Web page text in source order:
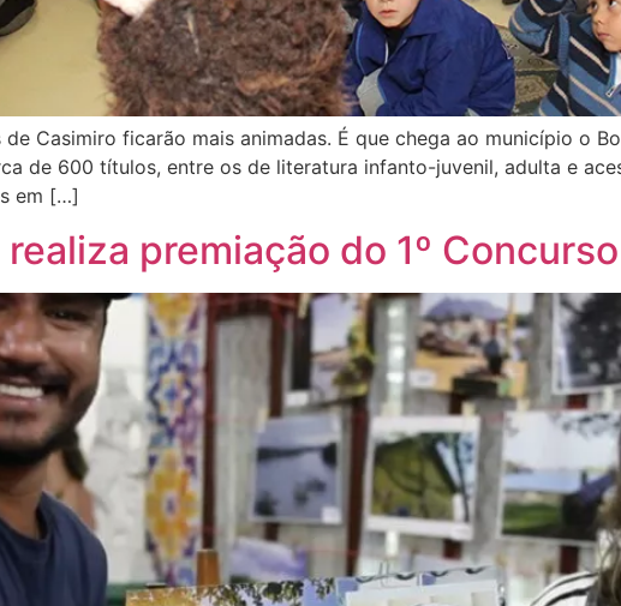
Casimiro ficarão mais animadas. É que chega ao município o
de 600 títulos, entre os de literatura infanto-juvenil, adulta e
em […]
premiação do 1º